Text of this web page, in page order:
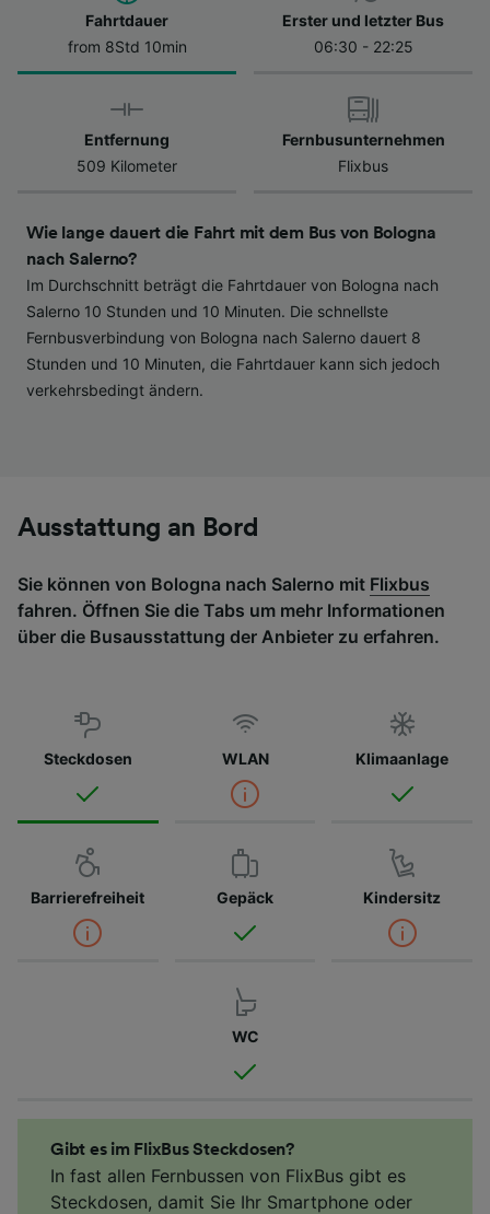
Fahrtdauer
from 8Std 10min
Erster und letzter Bus
06:30 - 22:25
Entfernung
509 Kilometer
Fernbusunternehmen
Flixbus
Wie lange dauert die Fahrt mit dem Bus von Bologna
nach Salerno?
Im Durchschnitt beträgt die Fahrtdauer von Bologna nach
Salerno 10 Stunden und 10 Minuten. Die schnellste
Fernbusverbindung von Bologna nach Salerno dauert 8
Stunden und 10 Minuten, die Fahrtdauer kann sich jedoch
verkehrsbedingt ändern.
Ausstattung an Bord
Sie können von Bologna nach Salerno mit Flixbus
fahren. Öffnen Sie die Tabs um mehr Informationen
über die Busausstattung der Anbieter zu erfahren.
Steckdosen WLAN Klimaanlage
Barrierefreiheit Gepäck Kindersitz
WC
Gibt es im FlixBus Steckdosen?
In fast allen Fernbussen von FlixBus gibt es
Steckdosen, damit Sie Ihr Smartphone oder
Datenschutzrichtlinie. Diese Präferenzen
werden unseren Partnern signalisiert und
haben keinen Einfluss auf Surfdaten. Ihre
Daten werden nicht für Tracking-Zwecke
verwendet, wenn Sie uns gebeten haben, Ihr
Surfverhalten nicht zu verfolgen.
Verwendung genauer Standortdaten.
Endgeräteeigenschaften zur Identifikation
aktiv abfragen. Speichern von oder Zugriff auf
Informationen auf einem Endgerät.
Personalisierte Werbung und Inhalte, Messung
von Werbeleistung und der Performance von
Inhalten, Zielgruppenforschung sowie
Entwicklung und Verbesserung von